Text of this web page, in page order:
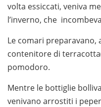
volta essiccati, veniva
l’inverno, che
Le comari preparavano,
contenitore di
pomodoro.
Mentre le bottiglie
venivano arrostiti i